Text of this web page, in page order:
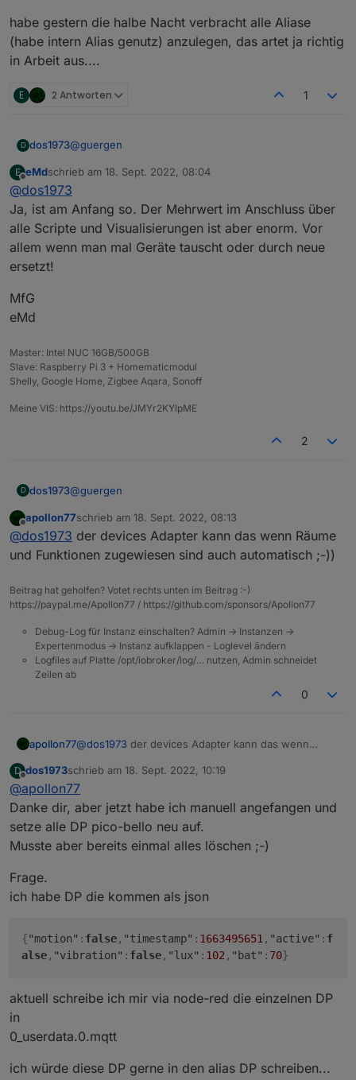
habe gestern die halbe Nacht verbracht alle Aliase
(habe intern Alias genutz) anzulegen, das artet ja richtig
in Arbeit aus....
E 2 Antworten 1
D dos1973@guergen
habe gestern die halbe Nacht verbracht alle Aliase
(habe intern Alias genutz) anzulegen, das artet ja
richtig in Arbeit aus....
E
Offline
eMdschrieb am 18. Sept. 2022, 08:04
zuletzt editiert von
@dos1973
Ja, ist am Anfang so. Der Mehrwert im Anschluss über
alle Scripte und Visualisierungen ist aber enorm. Vor
allem wenn man mal Geräte tauscht oder durch neue
ersetzt!
MfG
eMd
Master: Intel NUC 16GB/500GB
Slave: Raspberry Pi 3 + Homematicmodul
Shelly, Google Home, Zigbee Aqara, Sonoff
Meine VIS: https://youtu.be/JMYr2KYlpME
2
D dos1973@guergen
habe gestern die halbe Nacht verbracht alle Aliase
(habe intern Alias genutz) anzulegen, das artet ja
richtig in Arbeit aus....
Offline
apollon77schrieb am 18. Sept. 2022, 08:13
zuletzt editiert von
@dos1973 der devices Adapter kann das wenn Räume
und Funktionen zugewiesen sind auch automatisch ;-))
Beitrag hat geholfen? Votet rechts unten im Beitrag :-)
https://paypal.me/Apollon77 / https://github.com/sponsors/Apollon77
Debug-Log für Instanz einschalten? Admin -> Instanzen ->
Expertenmodus -> Instanz aufklappen - Loglevel ändern
Logfiles auf Platte /opt/iobroker/log/… nutzen, Admin schneidet
Zeilen ab
0
apollon77@dos1973 der devices Adapter kann das wenn
automatisch ;-))
D
Offline
dos1973schrieb am 18. Sept. 2022, 10:19
zuletzt editiert von
@apollon77
Danke dir, aber jetzt habe ich manuell angefangen und
setze alle DP pico-bello neu auf.
Musste aber bereits einmal alles löschen ;-)
Frage.
ich habe DP die kommen als json
{"motion" : false, "timestamp" : 1663495651 , "active" : f
alse, "vibration" : false, "lux" : 102 , "bat" : 70}
aktuell schreibe ich mir via node-red die einzelnen DP
in
0_userdata.0.mqtt
ich würde diese DP gerne in den alias DP schreiben...